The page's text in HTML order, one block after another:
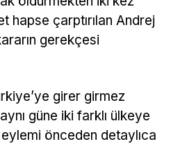
hapse çarptırılan Andrej
gerekçesi
girer girmez
güne iki farklı ülkeye
eylemi önceden detaylıca